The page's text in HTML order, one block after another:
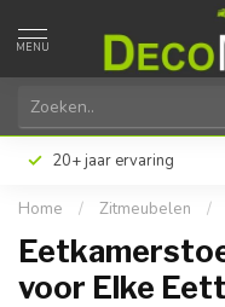
MENU
20+ jaar ervaring
Home / Zitmeubelen /
voor Elke